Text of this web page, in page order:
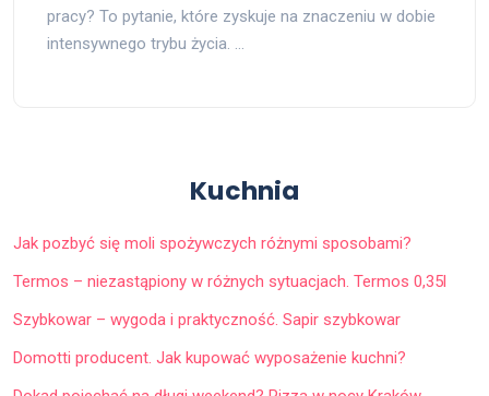
pracy? To pytanie, które zyskuje na znaczeniu w dobie
intensywnego trybu życia. …
Kuchnia
Jak pozbyć się moli spożywczych różnymi sposobami?
Termos – niezastąpiony w różnych sytuacjach. Termos 0,35l
Szybkowar – wygoda i praktyczność. Sapir szybkowar
Domotti producent. Jak kupować wyposażenie kuchni?